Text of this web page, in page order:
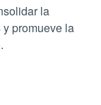
la
promueve la